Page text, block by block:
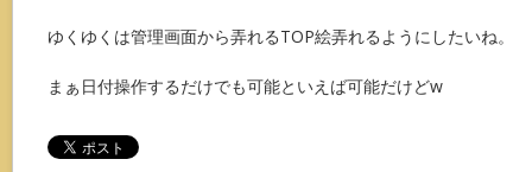
ゆくゆくは管理画面から弄れるTOP絵弄れるようにしたいね。
まぁ日付操作するだけでも可能といえば可能だけどw